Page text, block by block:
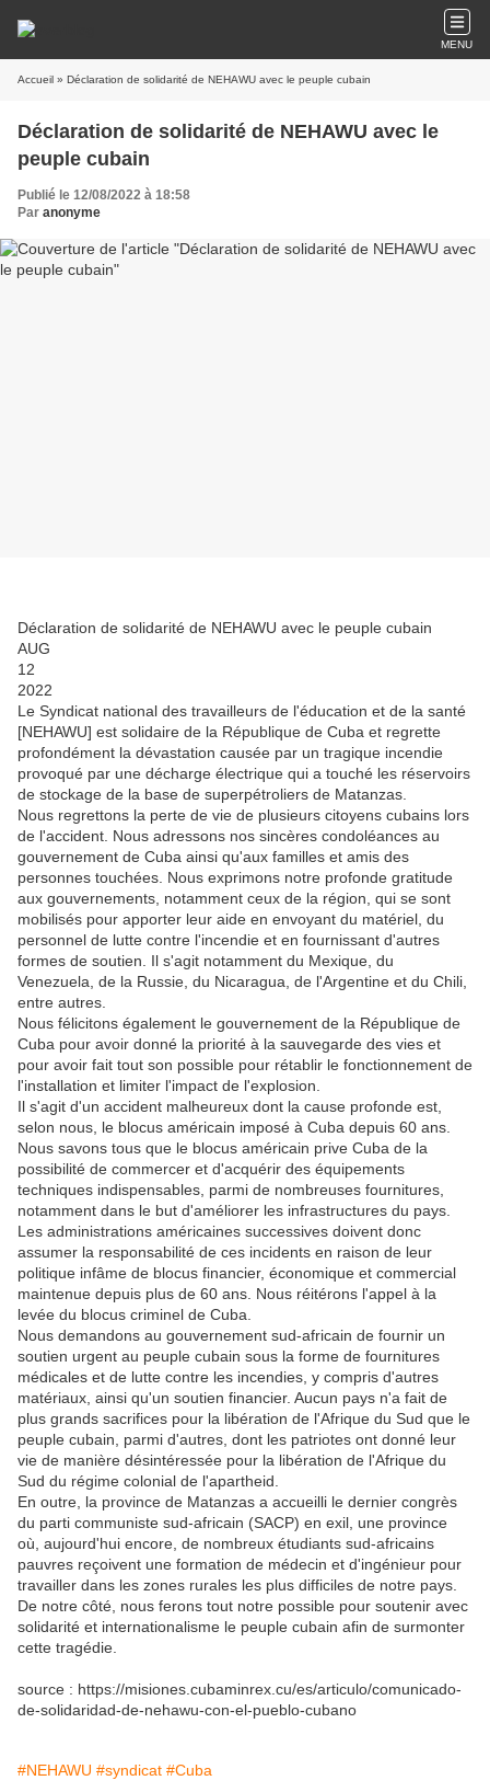
MENU
Accueil » Déclaration de solidarité de NEHAWU avec le peuple cubain
Déclaration de solidarité de NEHAWU avec le
peuple cubain
Publié le 12/08/2022 à 18:58
Par anonyme
Déclaration de solidarité de NEHAWU avec le peuple cubain
AUG
12
2022
Le Syndicat national des travailleurs de l'éducation et de la santé
[NEHAWU] est solidaire de la République de Cuba et regrette
profondément la dévastation causée par un tragique incendie
provoqué par une décharge électrique qui a touché les réservoirs
de stockage de la base de superpétroliers de Matanzas.
Nous regrettons la perte de vie de plusieurs citoyens cubains lors
de l'accident. Nous adressons nos sincères condoléances au
gouvernement de Cuba ainsi qu'aux familles et amis des
personnes touchées. Nous exprimons notre profonde gratitude
aux gouvernements, notamment ceux de la région, qui se sont
mobilisés pour apporter leur aide en envoyant du matériel, du
personnel de lutte contre l'incendie et en fournissant d'autres
formes de soutien. Il s'agit notamment du Mexique, du
Venezuela, de la Russie, du Nicaragua, de l'Argentine et du Chili,
entre autres.
Nous félicitons également le gouvernement de la République de
Cuba pour avoir donné la priorité à la sauvegarde des vies et
pour avoir fait tout son possible pour rétablir le fonctionnement de
l'installation et limiter l'impact de l'explosion.
Il s'agit d'un accident malheureux dont la cause profonde est,
selon nous, le blocus américain imposé à Cuba depuis 60 ans.
Nous savons tous que le blocus américain prive Cuba de la
possibilité de commercer et d'acquérir des équipements
techniques indispensables, parmi de nombreuses fournitures,
notamment dans le but d'améliorer les infrastructures du pays.
Les administrations américaines successives doivent donc
assumer la responsabilité de ces incidents en raison de leur
politique infâme de blocus financier, économique et commercial
maintenue depuis plus de 60 ans. Nous réitérons l'appel à la
levée du blocus criminel de Cuba.
Nous demandons au gouvernement sud-africain de fournir un
soutien urgent au peuple cubain sous la forme de fournitures
médicales et de lutte contre les incendies, y compris d'autres
matériaux, ainsi qu'un soutien financier. Aucun pays n'a fait de
plus grands sacrifices pour la libération de l'Afrique du Sud que le
peuple cubain, parmi d'autres, dont les patriotes ont donné leur
vie de manière désintéressée pour la libération de l'Afrique du
Sud du régime colonial de l'apartheid.
En outre, la province de Matanzas a accueilli le dernier congrès
du parti communiste sud-africain (SACP) en exil, une province
où, aujourd'hui encore, de nombreux étudiants sud-africains
pauvres reçoivent une formation de médecin et d'ingénieur pour
travailler dans les zones rurales les plus difficiles de notre pays.
De notre côté, nous ferons tout notre possible pour soutenir avec
solidarité et internationalisme le peuple cubain afin de surmonter
cette tragédie.
source : https://misiones.cubaminrex.cu/es/articulo/comunicado-
de-solidaridad-de-nehawu-con-el-pueblo-cubano
#NEHAWU #syndicat #Cuba